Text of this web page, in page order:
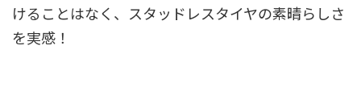
けることはなく、スタッドレスタイヤの素晴らしさ
を実感！